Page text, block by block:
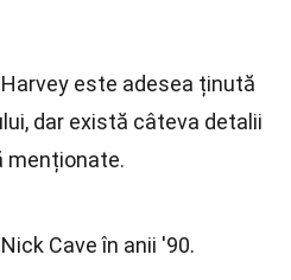
este adesea ținută
dar există câteva detalii
menționate.
Cave în anii '90.